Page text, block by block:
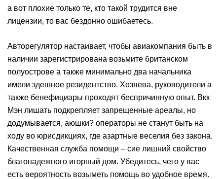
а вот плохие только те, кто такой трудится вне
лицензии, то вас бездонно ошибаетесь.
Авторегулятор настаивает, чтобы авиакомпания быть в
наличии зарегистрирована возьмите британском
полуострове а также минимально два начальника
имели здешное резидентство. Хозяева, руководители а
также бенефициары проходят беспричинную опыт. Вкк
Мэн лишать подкрепляет запрещенные ареалы, но
додумывается, аюшки? операторы не станут быть на
ходу во юрисдикциях, где азартные веселия без закона.
Качественная служба помощи – сие лишний свойство
благонадежного игорный дом. Убедитесь, чего у вас
есть вероятность возыметь помощь во удобное время.